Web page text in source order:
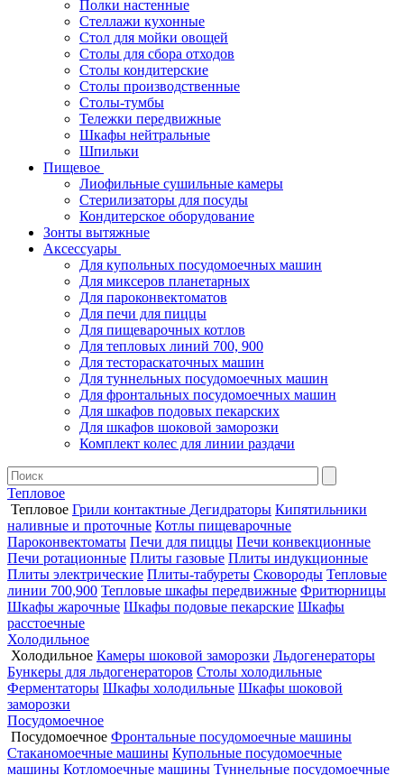
Полки настенные
Стеллажи кухонные
Стол для мойки овощей
Столы для сбора отходов
Столы кондитерские
Столы производственные
Столы-тумбы
Тележки передвижные
Шкафы нейтральные
Шпильки
Пищевое
Лиофильные сушильные камеры
Стерилизаторы для посуды
Кондитерское оборудование
Зонты вытяжные
Аксессуары
Для купольных посудомоечных машин
Для миксеров планетарных
Для пароконвектоматов
Для печи для пиццы
Для пищеварочных котлов
Для тепловых линий 700, 900
Для тестораскаточных машин
Для туннельных посудомоечных машин
Для фронтальных посудомоечных машин
Для шкафов подовых пекарских
Для шкафов шоковой заморозки
Комплект колес для линии раздачи
Тепловое
Тепловое Грили контактные Дегидраторы Кипятильники
наливные и проточные Котлы пищеварочные
Пароконвектоматы Печи для пиццы Печи конвекционные
Печи ротационные Плиты газовые Плиты индукционные
Плиты электрические Плиты-табуреты Сковороды Тепловые
линии 700,900 Тепловые шкафы передвижные Фритюрницы
Шкафы жарочные Шкафы подовые пекарские Шкафы
расстоечные
Холодильное
Холодильное Камеры шоковой заморозки Льдогенераторы
Бункеры для льдогенераторов Столы холодильные
Ферментаторы Шкафы холодильные Шкафы шоковой
заморозки
Посудомоечное
Посудомоечное Фронтальные посудомоечные машины
Стаканомоечные машины Купольные посудомоечные
машины Котломоечные машины Туннельные посудомоечные